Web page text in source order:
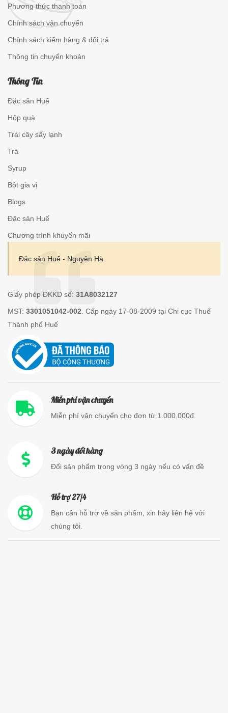
Phương thức thanh toán
Chính sách vận chuyển
Chính sách kiểm hàng & đổi trả
Thông tin chuyển khoản
Thông Tin
Đặc sản Huế
Hộp quà
Trái cây sấy lạnh
Trà
Syrup
Bột gia vị
Blogs
Đặc sản Huế
Chương trình khuyến mãi
Đặc sản Huế - Nguyên Hà
Giấy phép ĐKKD số: 31A8032127
MST: 3301051042-002. Cấp ngày 17-08-2009 tại Chi cục Thuế
Thành phố Huế
Miễn phí vận chuyển
Miễn phí vận chuyển cho đơn từ 1.000.000đ.
3 ngày đổi hàng
Đổi sản phẩm trong vòng 3 ngày nếu có vấn đề
Hỗ trợ 27/4
Bạn cần hỗ trợ về sản phẩm, xin hãy liên hệ với
chúng tôi.